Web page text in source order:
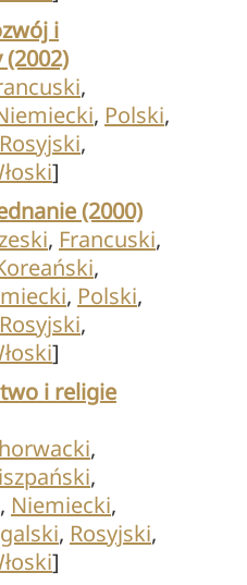
i
,
, Polski,
Rosyjski,
]
(2000)
, Francuski,
,
, Polski,
Rosyjski,
]
i religie
,
,
, Niemiecki,
, Rosyjski,
]